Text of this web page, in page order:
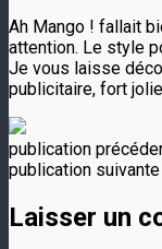
Ah Mango ! fallait
attention. Le style
Je vous laisse
publicitaire, fort
publication
publication suivante
Laisser un